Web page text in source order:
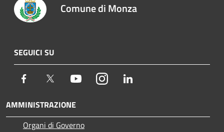
Comune di Monza
SEGUICI SU
Facebook Twitter YoutubeInstagram
AMMINISTRAZIONE
Organi di Governo